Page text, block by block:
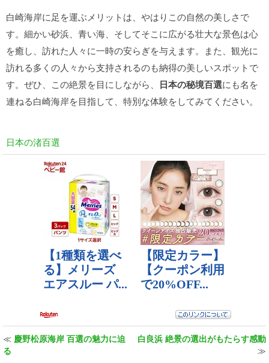
白崎海岸に足を運ぶメリットは、やはりこの自然の美しさで
す。細かい砂浜、青い海、そしてそこに広がる壮大な景色は心
を癒し、訪れた人々に一時の安らぎを与えます。また、観光に
訪れる多くの人々から支持されるのも納得の美しいスポットで
す。ぜひ、この絶景を目にしながら、 日本の秘境百選にも名を
連ねる白崎海岸を目指して、特別な体験をしてみてください。
日本の渚百選
≪ 慶野松原海岸 百選の魅力に迫
る
白良浜 絶景の選出がもたらす感動
≫